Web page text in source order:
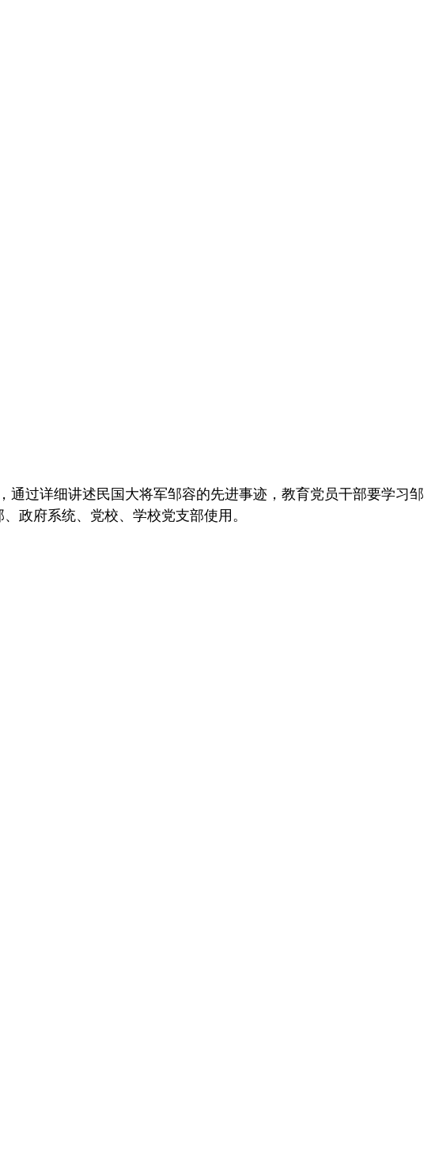
通过详细讲述民国大将军邹容的先进事迹，教育党员干部要学习邹
政府系统、党校、学校党支部使用。